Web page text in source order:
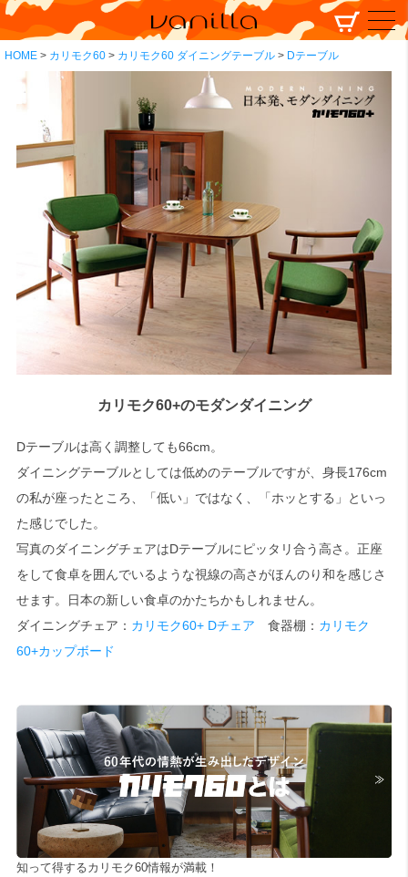
HOME カリモク60 カリモク60 ダイニングテーブル Dテーブル
カリモク60+のモダンダイニング
Dテーブルは高く調整しても66cm。
ダイニングテーブルとしては低めのテーブルですが、身長176cm
の私が座ったところ、「低い」ではなく、「ホッとする」といっ
た感じでした。
写真のダイニングチェアはDテーブルにピッタリ合う高さ。正座
をして食卓を囲んでいるような視線の高さがほんのり和を感じさ
せます。日本の新しい食卓のかたちかもしれません。
ダイニングチェア： カリモク60+ Dチェア 食器棚： カリモク
60+カップボード
知って得するカリモク60情報が満載！